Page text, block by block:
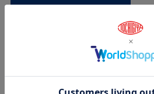
サイズの測り方、見方